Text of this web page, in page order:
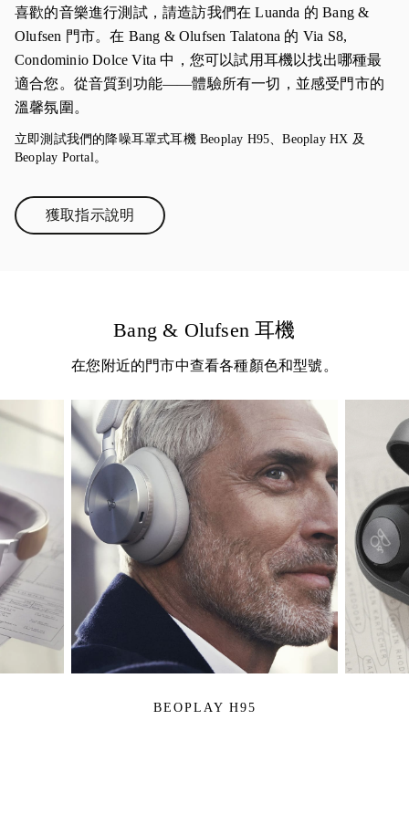
喜歡的音樂進行測試，請造訪我們在 Luanda 的 Bang &
Olufsen 門市。在 Bang & Olufsen Talatona 的 Via S8,
Condominio Dolce Vita 中，您可以試用耳機以找出哪種最
適合您。從音質到功能——體驗所有一切，並感受門市的
溫馨氛圍。
立即測試我們的降噪耳罩式耳機 Beoplay H95、Beoplay HX 及
Beoplay Portal。
獲取指示說明Link Opens in New Tab
Bang & Olufsen 耳機
在您附近的門市中查看各種顏色和型號。
BEOPLAY H95